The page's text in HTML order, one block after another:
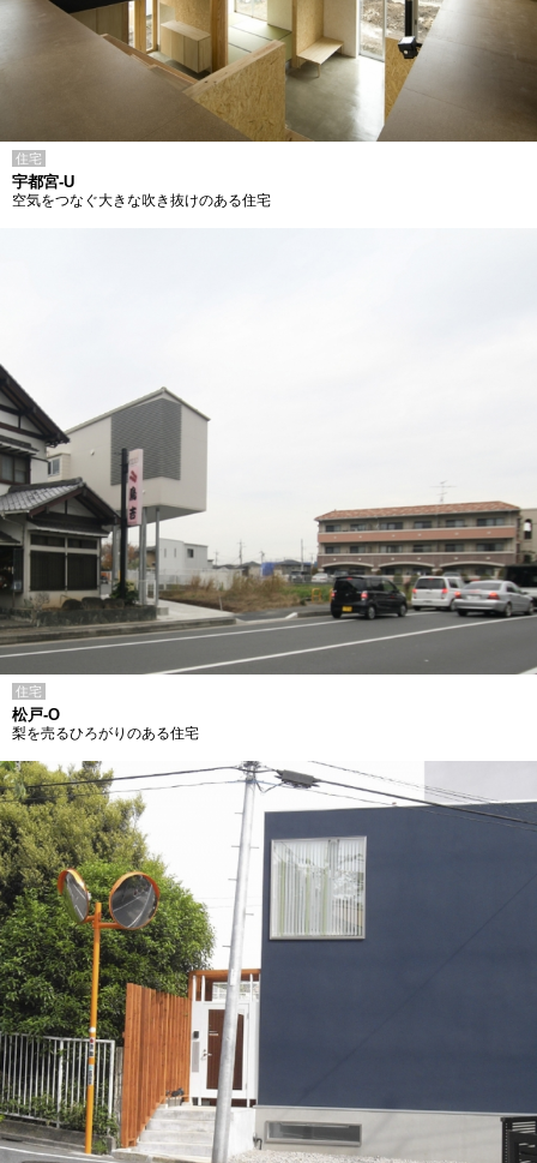
住宅
宇都宮-U
空気をつなぐ大きな吹き抜けのある住宅
住宅
松戸-O
梨を売るひろがりのある住宅